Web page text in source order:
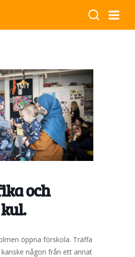
och
öppna förskola. Träffa
någon från ett annat